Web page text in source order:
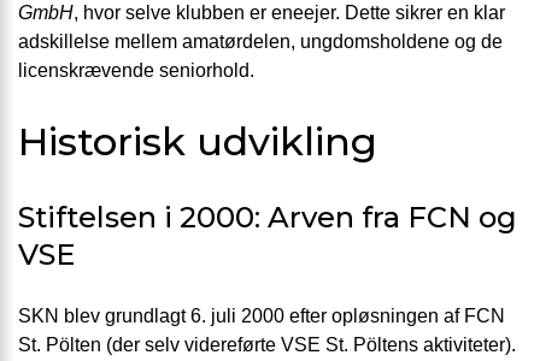
GmbH, hvor selve klubben er eneejer. Dette sikrer en klar
adskillelse mellem amatørdelen, ungdomsholdene og de
licenskrævende seniorhold.
Historisk udvikling
Stiftelsen i 2000: Arven fra FCN og
VSE
SKN blev grundlagt 6. juli 2000 efter opløsningen af FCN
St. Pölten (der selv videreførte VSE St. Pöltens aktiviteter).